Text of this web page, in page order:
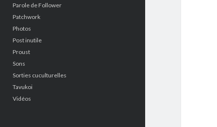
Parole de Follower
Patchwork
Photos
Post inutile
Proust
Sons
Sorties cuculturelles
Tavukoi
Vidéos